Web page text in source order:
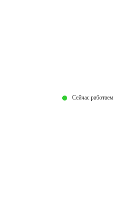
Сейчас работаем